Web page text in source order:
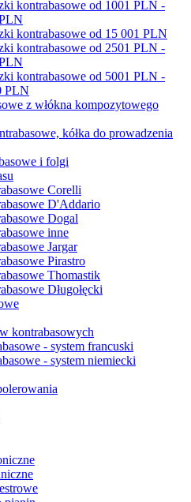
kontrabasowe od 1001 PLN -
kontrabasowe od 15 001 PLN
kontrabasowe od 2501 PLN -
kontrabasowe od 5001 PLN -
PLN
z włókna kompozytowego
kółka do prowadzenia
i folgi
Corelli
D'Addario
Dogal
inne
Jargar
Pirastro
Thomastik
Długołęcki
kontrabasowych
- system francuski
- system niemiecki